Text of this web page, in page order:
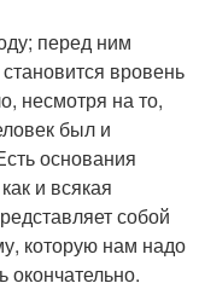
перед ним
вровень
несмотря на то,
был и
основания
и всякая
собой
которую нам надо
окончательно.